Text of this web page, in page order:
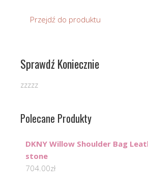
Przejdź do produktu
Sprawdź Koniecznie
zzzzz
Polecane Produkty
DKNY Willow Shoulder Bag
stone
704.00zł